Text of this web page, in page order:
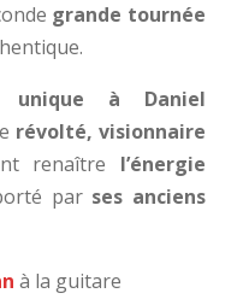
grande tournée
unique à Daniel
révolté, visionnaire
renaître l’énergie
parses anciens
à la guitare